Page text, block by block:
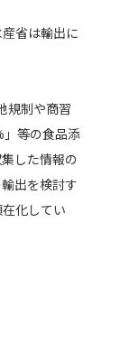
省は輸出に
規制や商習
」等の食品添
した情報の
出を検討す
化してい